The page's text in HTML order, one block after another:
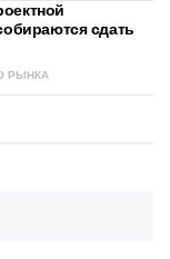
сдать
РЫНКА